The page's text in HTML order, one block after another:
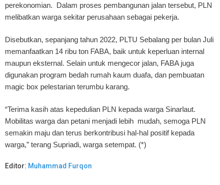
perekonomian. Dalam proses pembangunan jalan tersebut, PLN
melibatkan warga sekitar perusahaan sebagai pekerja.
Disebutkan, sepanjang tahun 2022, PLTU Sebalang per bulan Juli
memanfaatkan 14 ribu ton FABA, baik untuk keperluan internal
maupun eksternal. Selain untuk mengecor jalan, FABA juga
digunakan program bedah rumah kaum duafa, dan pembuatan
magic box pelestarian terumbu karang.
“Terima kasih atas kepedulian PLN kepada warga Sinarlaut.
Mobilitas warga dan petani menjadi lebih mudah, semoga PLN
semakin maju dan terus berkontribusi hal-hal positif kepada
warga,” terang Supriadi, warga setempat. (*)
Editor: Muhammad Furqon